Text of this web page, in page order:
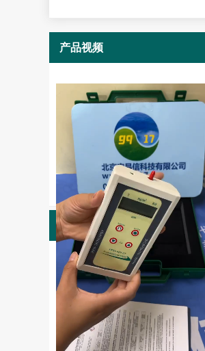
产品视频
产品图片
PPMhtv-m甲醛检
测仪（0-10PPM,
分辩率：0.01)
英国PPM-HTV甲